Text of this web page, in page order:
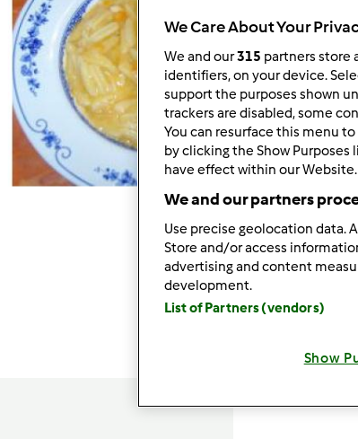
We Care About Your
We and our315 partners store
identifiers, on your device.
support the purposes shown
trackers are disabled, some
You can resurface this menu
by clicking the Show
have effect within our
We and our partners
Use precise geolocation data.
Store and/or access
advertising and content
development.
List of Partners (vendors)
Show